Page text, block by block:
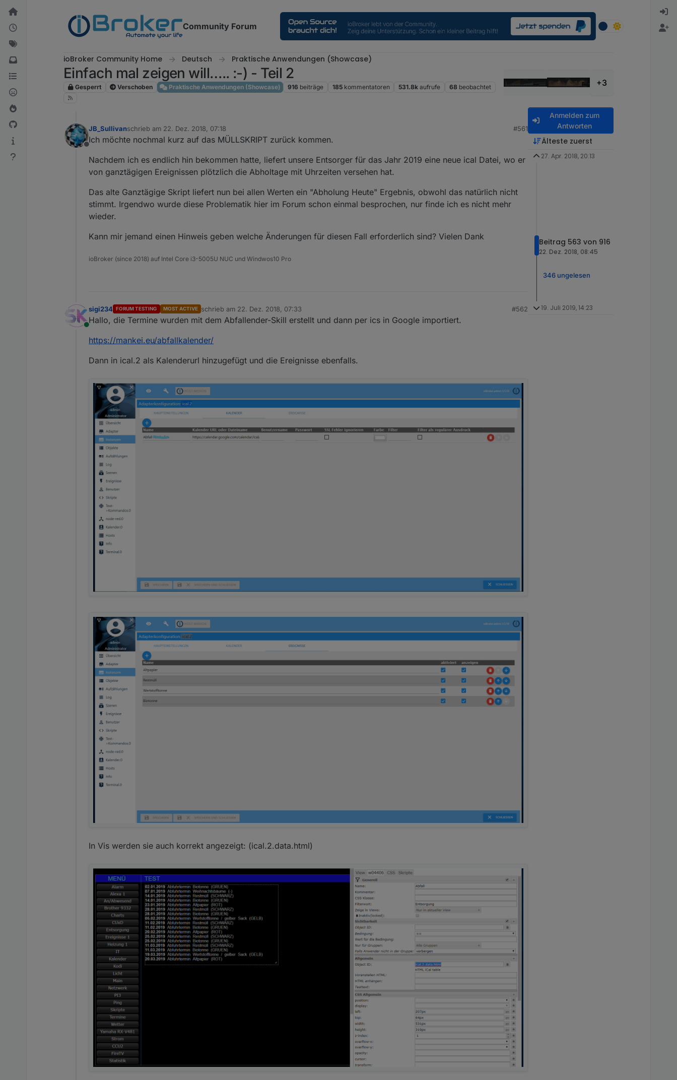
Weiter zum Inhalt
Community Forum
ioBroker Community Home Deutsch Praktische Anwendungen (Showcase)
Einfach mal zeigen will….. :-) - Teil 2
Gesperrt Verschoben Praktische Anwendungen (Showcase) 916 beiträge 185 kommentatoren 531.8k aufrufe 68 beobachtet +3
Offline
JB_Sullivanschrieb am 22. Dez. 2018, 07:18
zuletzt editiert von
#561
Ich möchte nochmal kurz auf das MÜLLSKRIPT zurück kommen.
Nachdem ich es endlich hin bekommen hatte, liefert unsere Entsorger für das Jahr 2019 eine neue ical Datei, wo er
von ganztägigen Ereignissen plötzlich die Abholtage mit Uhrzeiten versehen hat.
Das alte Ganztägige Skript liefert nun bei allen Werten ein "Abholung Heute" Ergebnis, obwohl das natürlich nicht
stimmt. Irgendwo wurde diese Problematik hier im Forum schon einmal besprochen, nur finde ich es nicht mehr
wieder.
Kann mir jemand einen Hinweis geben welche Änderungen für diesen Fall erforderlich sind? Vielen Dank
ioBroker (since 2018) auf Intel Core i3-5005U NUC und Windwos10 Pro
Online
sigi234 FORUM TESTING MOST ACTIVE schrieb am 22. Dez. 2018, 07:33
zuletzt editiert von
#562
Hallo, die Termine wurden mit dem Abfallender-Skill erstellt und dann per ics in Google importiert.
https://mankei.eu/abfallkalender/
Dann in ical.2 als Kalenderurl hinzugefügt und die Ereignisse ebenfalls.
In Vis werden sie auch korrekt angezeigt: (ical.2.data.html)
Anmelden zum
Antworten
Älteste zuerst
27. Apr. 2018, 20:13
Beitrag 563 von 916
22. Dez. 2018, 08:45
346 ungelesen
19. Juli 2019, 14:23